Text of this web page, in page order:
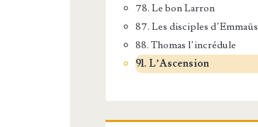
78. Le bon Larron
87. Les disciples d’Emmaüs
88. Thomas l’incrédule
91. L’Ascension